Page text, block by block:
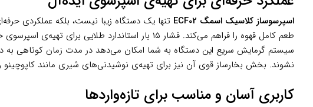
اسپرسوساز کلاسیک اسمگ ECF02 تنها یک دستگاه زیبا نیست، بلکه عملکردی
طعم کامل قهوه را فراهم می‌کند. فشار ۱۵ بار استاندارد طلایی برای تهیه‌ی اسپرسوی خالص با کرمای غنی و بافت ایده‌آل محسوب می‌شود.
سیستم گرمایش سریع این دستگاه به شما امکان می‌دهد در مدت زمان کوتاهی به
نشوند. بخش بخارساز قوی آن نیز برای تهیه‌ی نوشیدنی‌های شیری مانند
کاربری آسان و مناسب برای تازه‌واردها